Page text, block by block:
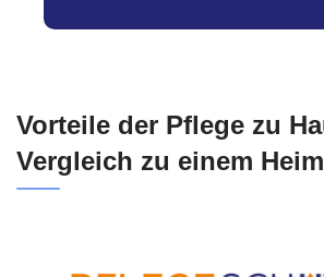
Vorteile der Pflege zu
Vergleich zu einem Heim